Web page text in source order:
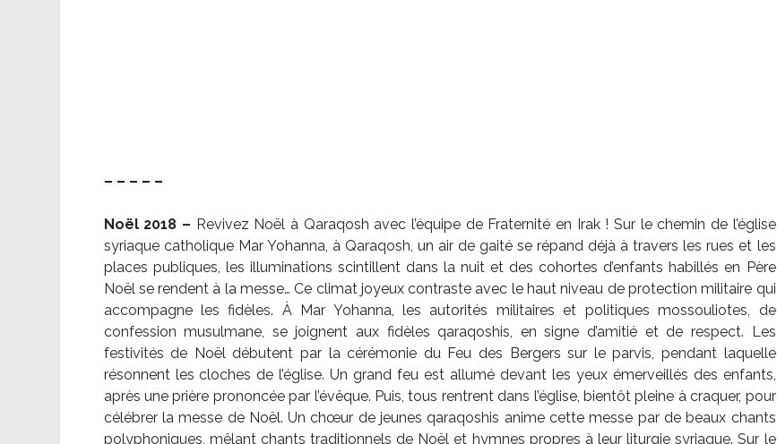
– – – – –
Noël 2018 – Revivez Noël à Qaraqosh avec l’équipe de Fraternité en Irak ! Sur le chemin de l’église
syriaque catholique Mar Yohanna, à Qaraqosh, un air de gaité se répand déjà à travers les rues et les
places publiques, les illuminations scintillent dans la nuit et des cohortes d’enfants habillés en Père
Noël se rendent à la messe… Ce climat joyeux contraste avec le haut niveau de protection militaire qui
accompagne les fidèles. À Mar Yohanna, les autorités militaires et politiques mossouliotes, de
confession musulmane, se joignent aux fidèles qaraqoshis, en signe d’amitié et de respect. Les
festivités de Noël débutent par la cérémonie du Feu des Bergers sur le parvis, pendant laquelle
résonnent les cloches de l’église. Un grand feu est allumé devant les yeux émerveillés des enfants,
après une prière prononcée par l’évêque. Puis, tous rentrent dans l’église, bientôt pleine à craquer, pour
célébrer la messe de Noël. Un chœur de jeunes qaraqoshis anime cette messe par de beaux chants
polyphoniques, mêlant chants traditionnels de Noël et hymnes propres à leur liturgie syriaque. Sur le